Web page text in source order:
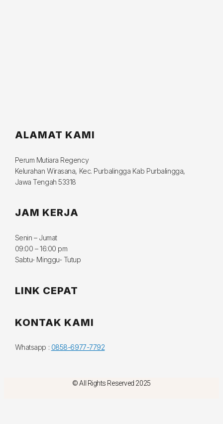
ALAMAT KAMI
Perum Mutiara Regency
Kelurahan Wirasana, Kec. Purbalingga Kab Purbalingga,
Jawa Tengah 53318
JAM KERJA
Senin – Jumat
09:00 – 16:00 pm
Sabtu- Minggu- Tutup
LINK CEPAT
KONTAK KAMI
Whatsapp : 0858-6977-7792
© All Rights Reserved 2025